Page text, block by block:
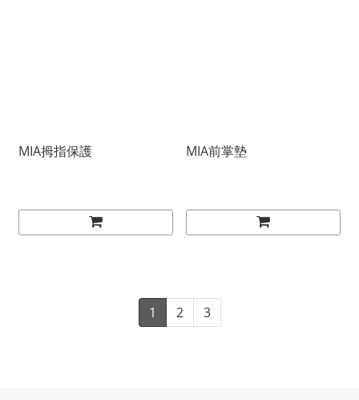
MIA拇指保護 MIA前掌墊
1 2 3